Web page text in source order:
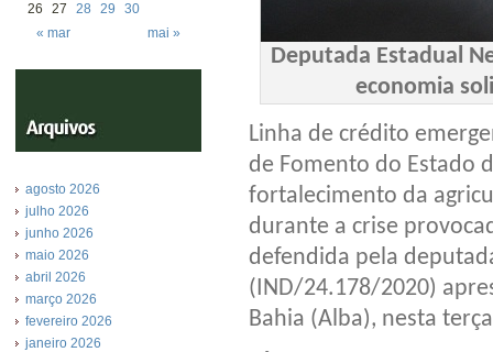
« mar mai »
26
27 28 29 30
agosto 2026
julho 2026
junho 2026
maio 2026
abril 2026
março 2026
fevereiro 2026
janeiro 2026
Deputada Estadual
economia
Linha de crédito
de Fomento do Estado
fortalecimento da
durante a crise
defendida pela
(IND/24.178/2020)
Bahia (Alba), nesta